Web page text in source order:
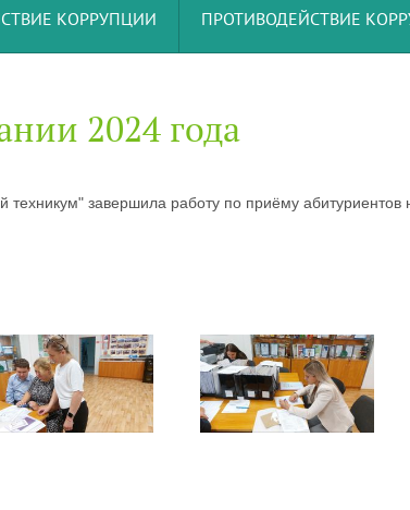
КОРРУПЦИИ ПРОТИВОДЕЙСТВИЕ
2024 года
завершила работу по приёму абитуриентов